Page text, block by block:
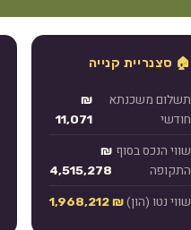
🏠 סצנריית קנייה
תשלום משכנתא
חודשי
₪
11,071
שווי הנכס בסוף
התקופה
₪
4,515,278
שווי נטו (הון) ₪ 1,968,212